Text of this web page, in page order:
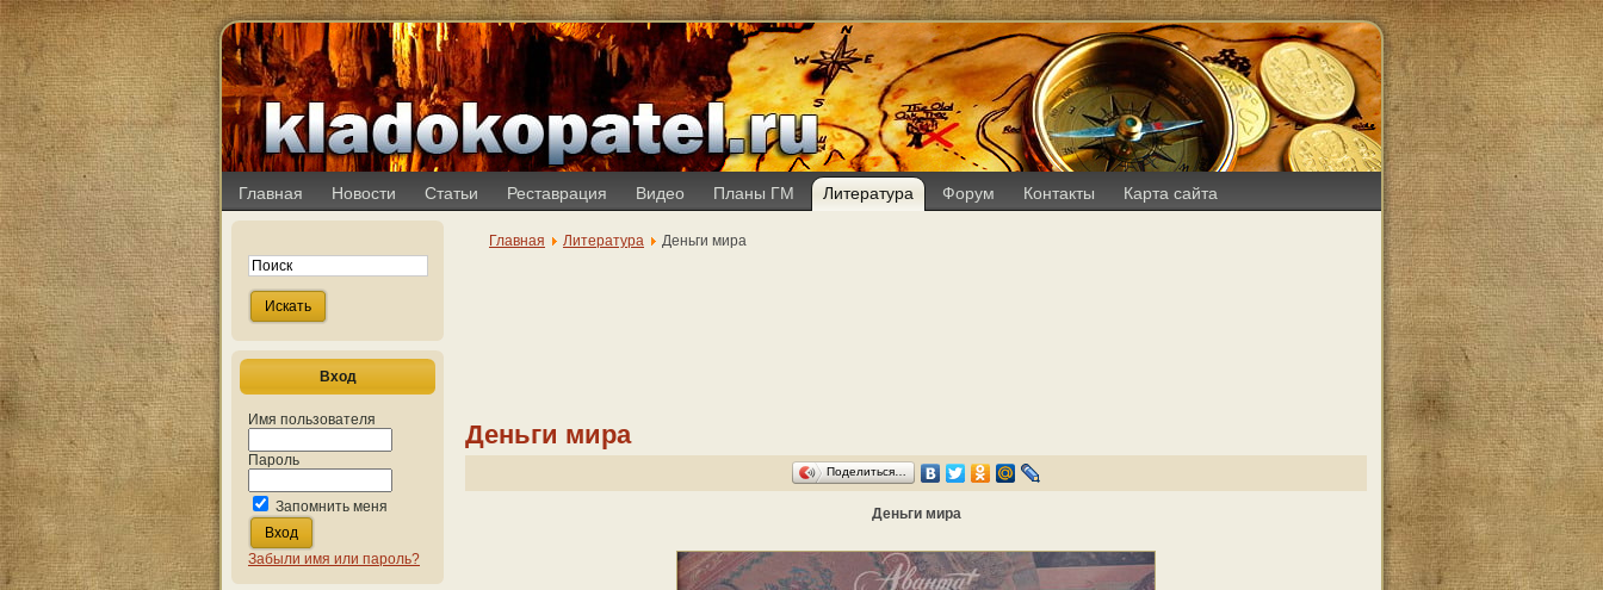
Главная Новости Статьи Реставрация Видео Планы ГМ Литература Форум Контакты Карта сайта
Вход
Имя пользователя
Пароль
Запомнить меня
Забыли имя или пароль?
Главная Литература Деньги мира
Деньги мира
Поделиться…
Деньги мира